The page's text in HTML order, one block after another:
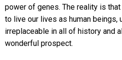
power of genes. The reality is
to live our lives as human beings,
irreplaceable in all of history and
wonderful prospect.